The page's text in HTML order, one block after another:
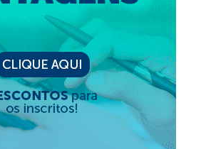
do Exercício Profissional
para registro
serviços